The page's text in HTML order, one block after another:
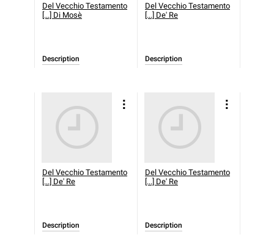
Del Vecchio Testamento
[...] Di Mosè
Description
Del Vecchio Testamento
[...] De' Re
Description
Del Vecchio Testamento
[...] De' Re
Description
Del Vecchio Testamento
[...] De' Re
Description